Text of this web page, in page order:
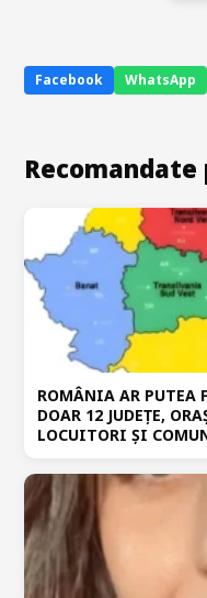
Facebook WhatsApp
ROMÂNIA AR PUTEA
DOAR 12 JUDEȚE,
LOCUITORI ȘI